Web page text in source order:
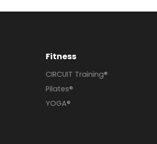
Fitness
CIRCUIT Training®
Pilates®
YOGA®